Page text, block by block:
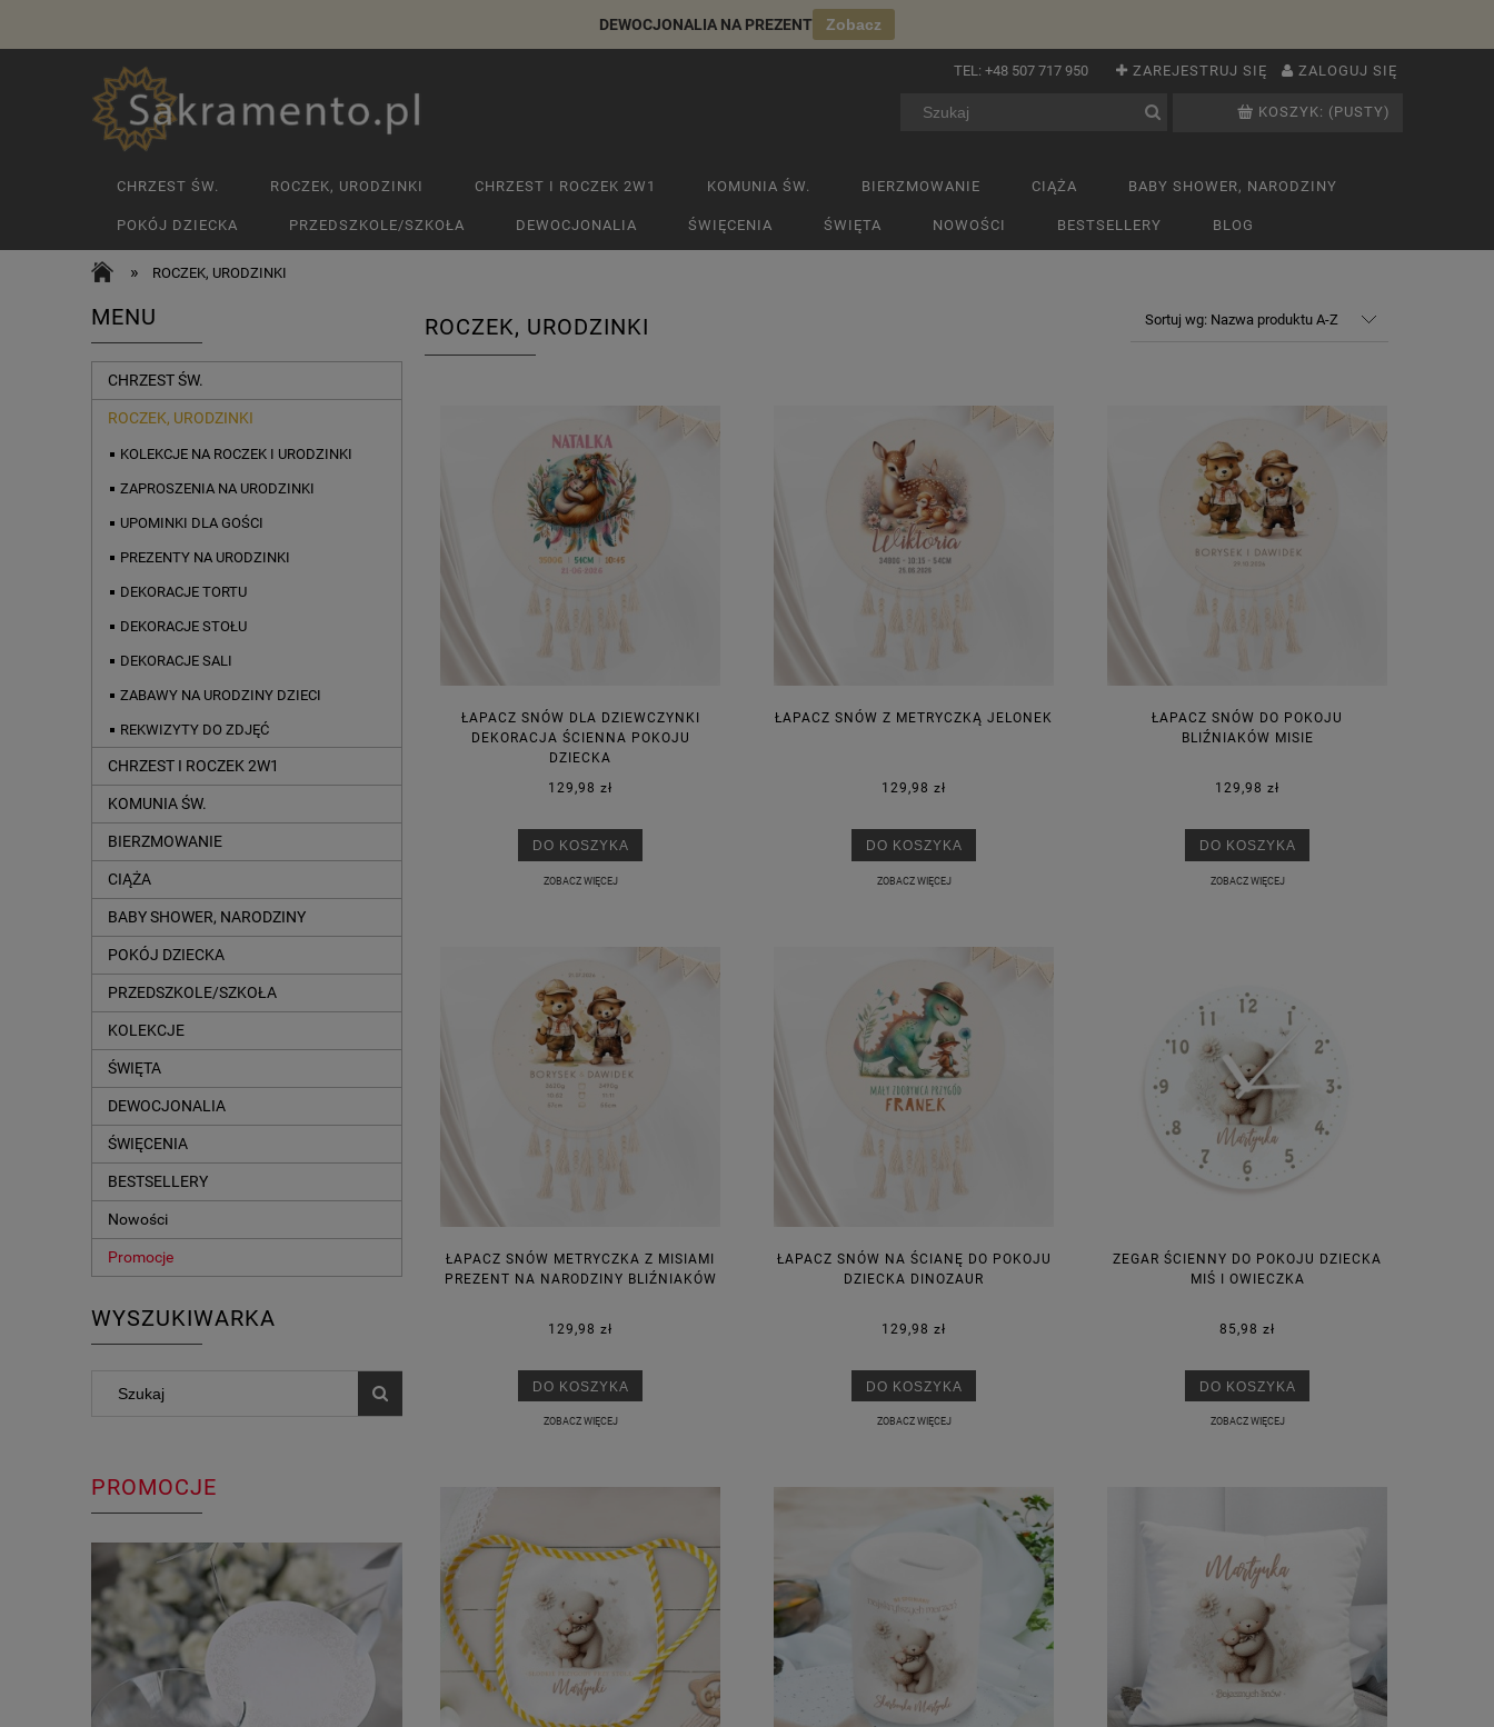
DEWOCJONALIA NA PREZENT Zobacz
ZAREJESTRUJ SIĘ ZALOGUJ SIĘ
TEL: +48 507 717 950
KOSZYK: (PUSTY)
CHRZEST ŚW. ROCZEK, URODZINKI CHRZEST I ROCZEK 2W1 KOMUNIA ŚW. BIERZMOWANIE CIĄŻA BABY SHOWER, NARODZINY
POKÓJ DZIECKA PRZEDSZKOLE/SZKOŁA DEWOCJONALIA ŚWIĘCENIA ŚWIĘTA NOWOŚCI BESTSELLERY BLOG
» ROCZEK, URODZINKI
MENU
CHRZEST ŚW.
ROCZEK, URODZINKI
KOLEKCJE NA ROCZEK I URODZINKI
ZAPROSZENIA NA URODZINKI
UPOMINKI DLA GOŚCI
PREZENTY NA URODZINKI
DEKORACJE TORTU
DEKORACJE STOŁU
DEKORACJE SALI
ZABAWY NA URODZINY DZIECI
REKWIZYTY DO ZDJĘĆ
CHRZEST I ROCZEK 2W1
KOMUNIA ŚW.
BIERZMOWANIE
CIĄŻA
BABY SHOWER, NARODZINY
POKÓJ DZIECKA
PRZEDSZKOLE/SZKOŁA
KOLEKCJE
ŚWIĘTA
DEWOCJONALIA
ŚWIĘCENIA
BESTSELLERY
Nowości
Promocje
WYSZUKIWARKA
PROMOCJE
ROCZEK, URODZINKI Sortuj wg: Nazwa produktu A-Z
ŁAPACZ SNÓW DLA DZIEWCZYNKI
DEKORACJA ŚCIENNA POKOJU
DZIECKA
129,98 zł
DO KOSZYKA
ZOBACZ WIĘCEJ
ŁAPACZ SNÓW Z METRYCZKĄ JELONEK
129,98 zł
DO KOSZYKA
ZOBACZ WIĘCEJ
ŁAPACZ SNÓW DO POKOJU
BLIŹNIAKÓW MISIE
129,98 zł
DO KOSZYKA
ZOBACZ WIĘCEJ
ŁAPACZ SNÓW METRYCZKA Z MISIAMI
PREZENT NA NARODZINY BLIŹNIAKÓW
129,98 zł
DO KOSZYKA
ZOBACZ WIĘCEJ
ŁAPACZ SNÓW NA ŚCIANĘ DO POKOJU
DZIECKA DINOZAUR
129,98 zł
DO KOSZYKA
ZOBACZ WIĘCEJ
ZEGAR ŚCIENNY DO POKOJU DZIECKA
MIŚ I OWIECZKA
85,98 zł
DO KOSZYKA
ZOBACZ WIĘCEJ